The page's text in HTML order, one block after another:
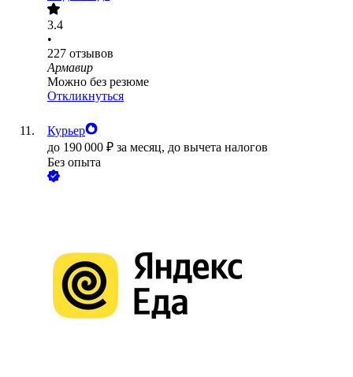
3.4
•
227 отзывов
Армавир
Можно без резюме
Откликнуться
Курьер
до 190 000 ₽ за месяц, до вычета налогов
Без опыта